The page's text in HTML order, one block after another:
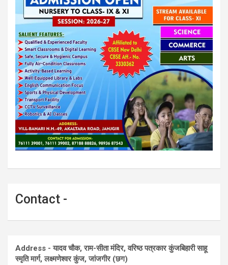
Contact -
Address - यादव चौक, राम-सीता मंदिर, वरिष्ठ पत्रकार कुंजबिहारी साहू
स्मृति मार्ग, लक्ष्मणेश्वर कुंज, जांजगीर (छग)